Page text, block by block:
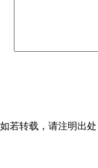
如若转载，请注明出